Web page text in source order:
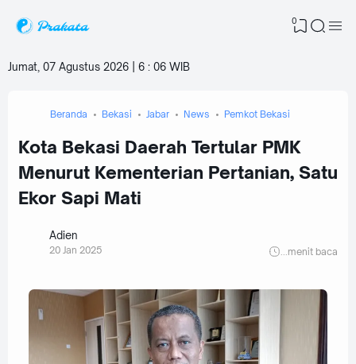
0
Jumat, 07 Agustus 2026 | 6 : 06 WIB
Beranda Bekasi Jabar News Pemkot Bekasi
Kota Bekasi Daerah Tertular PMK
Menurut Kementerian Pertanian, Satu
Ekor Sapi Mati
Adien
20 Jan 2025 menit baca